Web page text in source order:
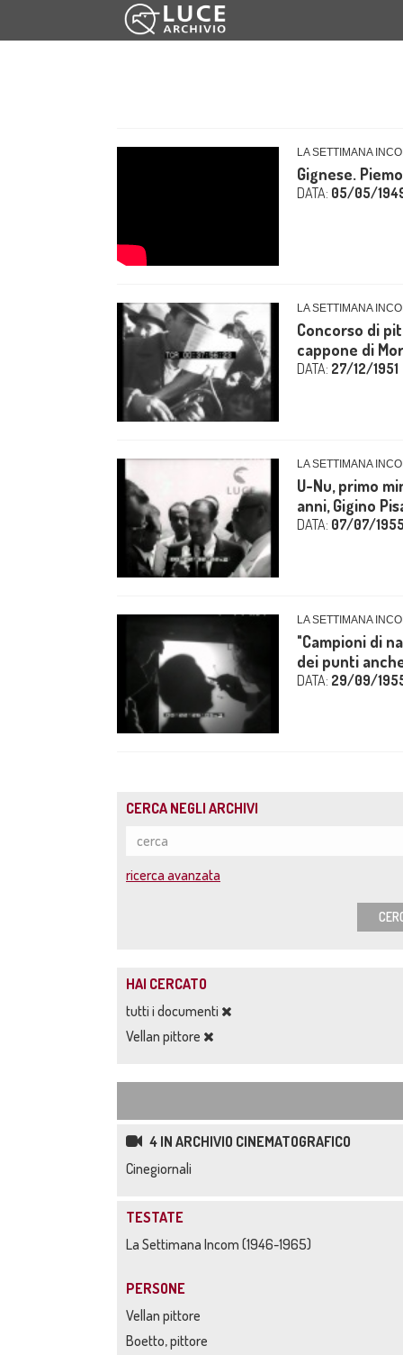
LA SETTIMANA
Gignese.
DATA: 05/05/
LA SETTIMANA
Concorso di
cappone di
DATA: 27/12/1951
LA SETTIMANA
U-Nu, primo
anni, Gigino
DATA: 07/07/
LA SETTIMANA
"Campioni di
dei punti
DATA: 29/09/
CERCA NEGLI ARCHIVI
ricerca avanzata
HAI CERCATO
tutti i documenti
Vellan pittore
4 IN ARCHIVIO CINEMATOGRAFICO
Cinegiornali
TESTATE
La Settimana Incom (1946-1965)
PERSONE
Vellan pittore
Boetto, pittore